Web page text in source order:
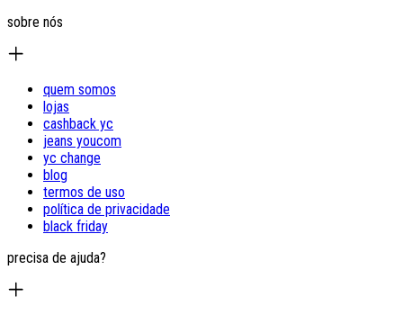
sobre nós
quem somos
lojas
cashback yc
jeans youcom
yc change
blog
termos de uso
política de privacidade
black friday
precisa de ajuda?